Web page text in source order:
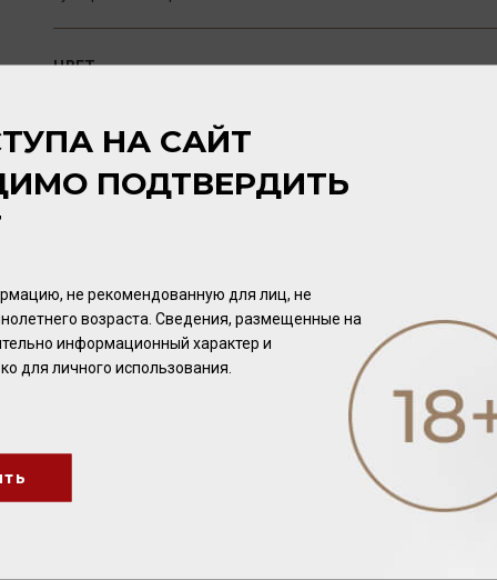
ЦВЕТ
Букет ягодных ароматов (черника, слива) с пряными тонами.
длительным послевкусием.
НА САЙТ
ПОДТВЕРДИТЬ
не рекомендованную для лиц, не
возраста. Сведения, размещенные на
информационный характер и
для личного использования.